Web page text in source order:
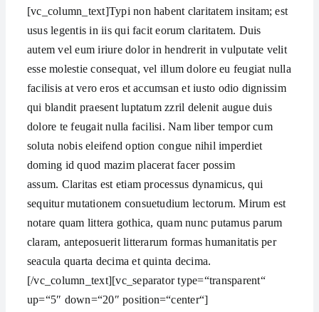
[vc_column_text]Typi non habent claritatem insitam; est
usus legentis in iis qui facit eorum claritatem. Duis
autem vel eum iriure dolor in hendrerit in vulputate velit
esse molestie consequat, vel illum dolore eu feugiat nulla
facilisis at vero eros et accumsan et iusto odio dignissim
qui blandit praesent luptatum zzril delenit augue duis
dolore te feugait nulla facilisi. Nam liber tempor cum
soluta nobis eleifend option congue nihil imperdiet
doming id quod mazim placerat facer possim
assum. Claritas est etiam processus dynamicus, qui
sequitur mutationem consuetudium lectorum. Mirum est
notare quam littera gothica, quam nunc putamus parum
claram, anteposuerit litterarum formas humanitatis per
seacula quarta decima et quinta decima.
[/vc_column_text][vc_separator type=“transparent“
up=“5″ down=“20″ position=“center“]